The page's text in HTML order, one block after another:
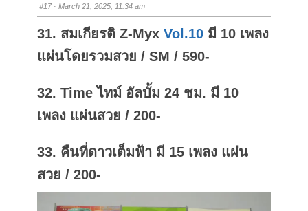
d
o
.
u
p
#17· March 21, 2025, 11:34 am
31. สมเกียรติ Z-MyxVol.10 มี 10 เพลง
แผ่นโดยรวมสวย / SM / 590-
32. Time ไทม์ อัลบั้ม 24 ชม. มี 10
เพลง แผ่นสวย / 200-
33. คืนที่ดาวเต็มฟ้า มี 15 เพลง แผ่น
สวย / 200-